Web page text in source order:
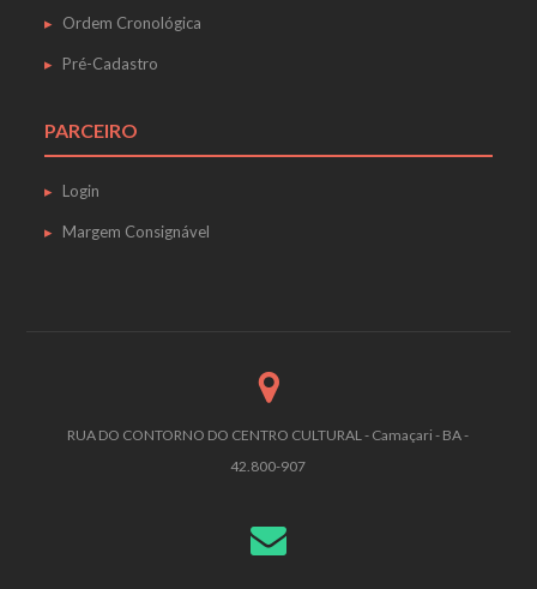
Ordem Cronológica
Pré-Cadastro
PARCEIRO
Login
Margem Consignável
RUA DO CONTORNO DO CENTRO CULTURAL - Camaçari - BA -
42.800-907